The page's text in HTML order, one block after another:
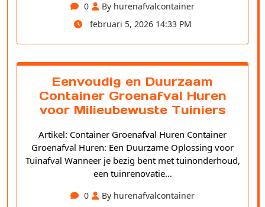
0
By hurenafvalcontainer
februari 5, 2026 14:33 PM
Eenvoudig en Duurzaam
Container Groenafval Huren
voor Milieubewuste Tuiniers
Artikel: Container Groenafval Huren Container
Groenafval Huren: Een Duurzame Oplossing voor
Tuinafval Wanneer je bezig bent met tuinonderhoud,
een tuinrenovatie…
0
By hurenafvalcontainer